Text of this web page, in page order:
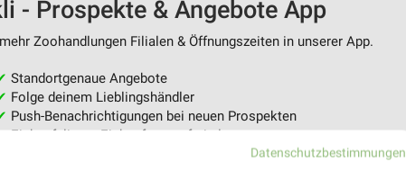
- Prospekte & Angebote App
Zoohandlungen Filialen & Öffnungszeiten in unserer App.
Standortgenaue Angebote
Folge deinem Lieblingshändler
Push-Benachrichtigungen bei neuen Prospekten
Einkaufsliste - Einkauf stressfrei planen
Datenschutzbestimmungen